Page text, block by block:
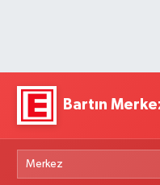
Bartın